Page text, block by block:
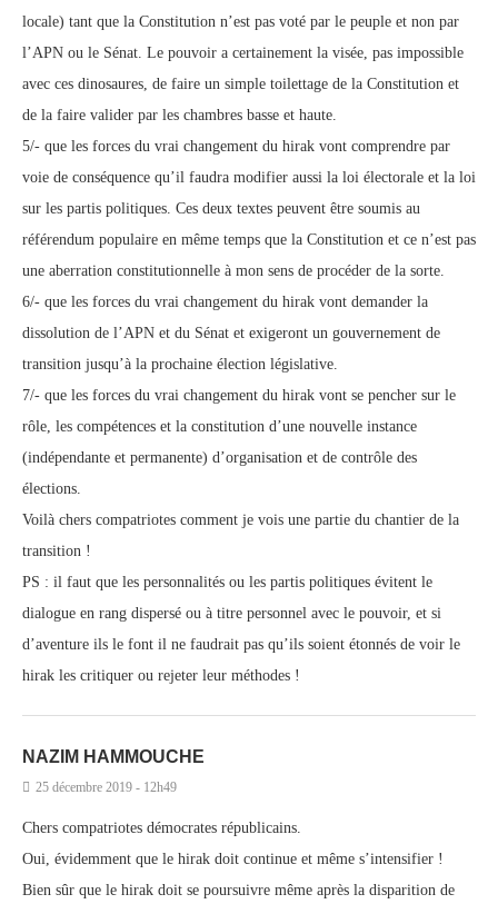
locale) tant que la Constitution n’est pas voté par le peuple et non par
l’APN ou le Sénat. Le pouvoir a certainement la visée, pas impossible
avec ces dinosaures, de faire un simple toilettage de la Constitution et
de la faire valider par les chambres basse et haute.
5/- que les forces du vrai changement du hirak vont comprendre par
voie de conséquence qu’il faudra modifier aussi la loi électorale et la loi
sur les partis politiques. Ces deux textes peuvent être soumis au
référendum populaire en même temps que la Constitution et ce n’est pas
une aberration constitutionnelle à mon sens de procéder de la sorte.
6/- que les forces du vrai changement du hirak vont demander la
dissolution de l’APN et du Sénat et exigeront un gouvernement de
transition jusqu’à la prochaine élection législative.
7/- que les forces du vrai changement du hirak vont se pencher sur le
rôle, les compétences et la constitution d’une nouvelle instance
(indépendante et permanente) d’organisation et de contrôle des
élections.
Voilà chers compatriotes comment je vois une partie du chantier de la
transition !
PS : il faut que les personnalités ou les partis politiques évitent le
dialogue en rang dispersé ou à titre personnel avec le pouvoir, et si
d’aventure ils le font il ne faudrait pas qu’ils soient étonnés de voir le
hirak les critiquer ou rejeter leur méthodes !
NAZIM HAMMOUCHE
25 décembre 2019 - 12h49
Chers compatriotes démocrates républicains.
Oui, évidemment que le hirak doit continue et même s’intensifier !
Bien sûr que le hirak doit se poursuivre même après la disparition de